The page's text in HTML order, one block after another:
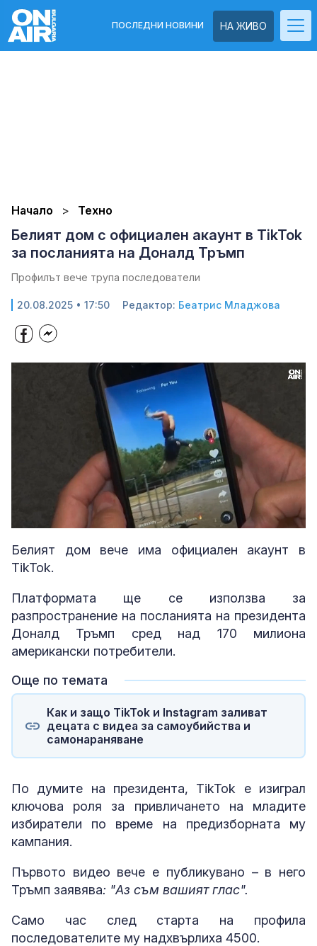
НА ЖИВО
ПОСЛЕДНИ НОВИНИ
Начало Техно
Белият дом с официален акаунт в TikTok
за посланията на Доналд Тръмп
Профилът вече трупа последователи
20.08.2025 • 17:50 Редактор: Беатрис Младжова
Unmute Loaded:
93.31%
Белият дом вече има официален акаунт в
TikTok.
Платформата ще се използва за
разпространение на посланията на президента
Доналд Тръмп сред над 170 милиона
американски потребители.
Още по темата
Как и защо TikTok и Instagram заливат
децата с видеа за самоубийства и
самонараняване
По думите на президента, TikTok е изиграл
ключова роля за привличането на младите
избиратели по време на предизборната му
кампания.
Първото видео вече е публикувано – в него
Тръмп заявява: "Аз съм вашият глас".
Само час след старта на профила
последователите му надхвърлиха 4500.